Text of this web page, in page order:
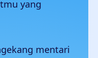
yang
mentari